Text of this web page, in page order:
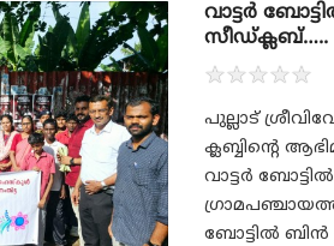
വാട്ടർ
സീഡ്ക്ലബ്‌…..
★★★★★
പുല്ലാട്
ക്ലബ്ബിന്റെ
വാട്ടർ
ബോട്ടിൽ ബിൻ